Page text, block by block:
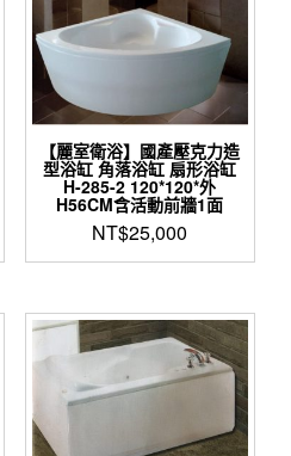
【麗室衛浴】國產壓克力造
型浴缸 角落浴缸 扇形浴缸
H-285-2 120*120*外
H56CM含活動前牆1面
NT$25,000